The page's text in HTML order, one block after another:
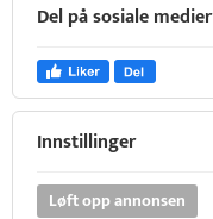
Del på sosiale medier
Innstillinger
Løft opp annonsen